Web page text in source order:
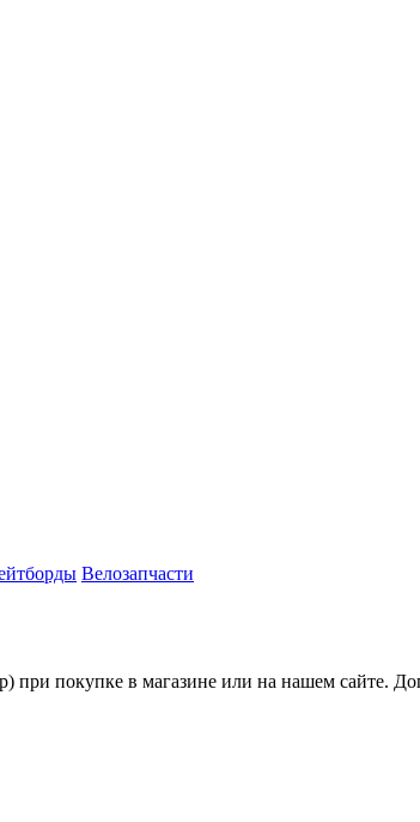
Велозапчасти
при покупке в магазине или на нашем сайте.